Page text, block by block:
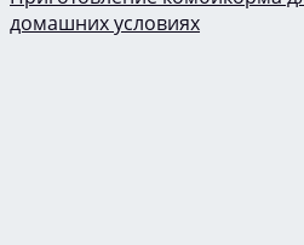
домашних условиях